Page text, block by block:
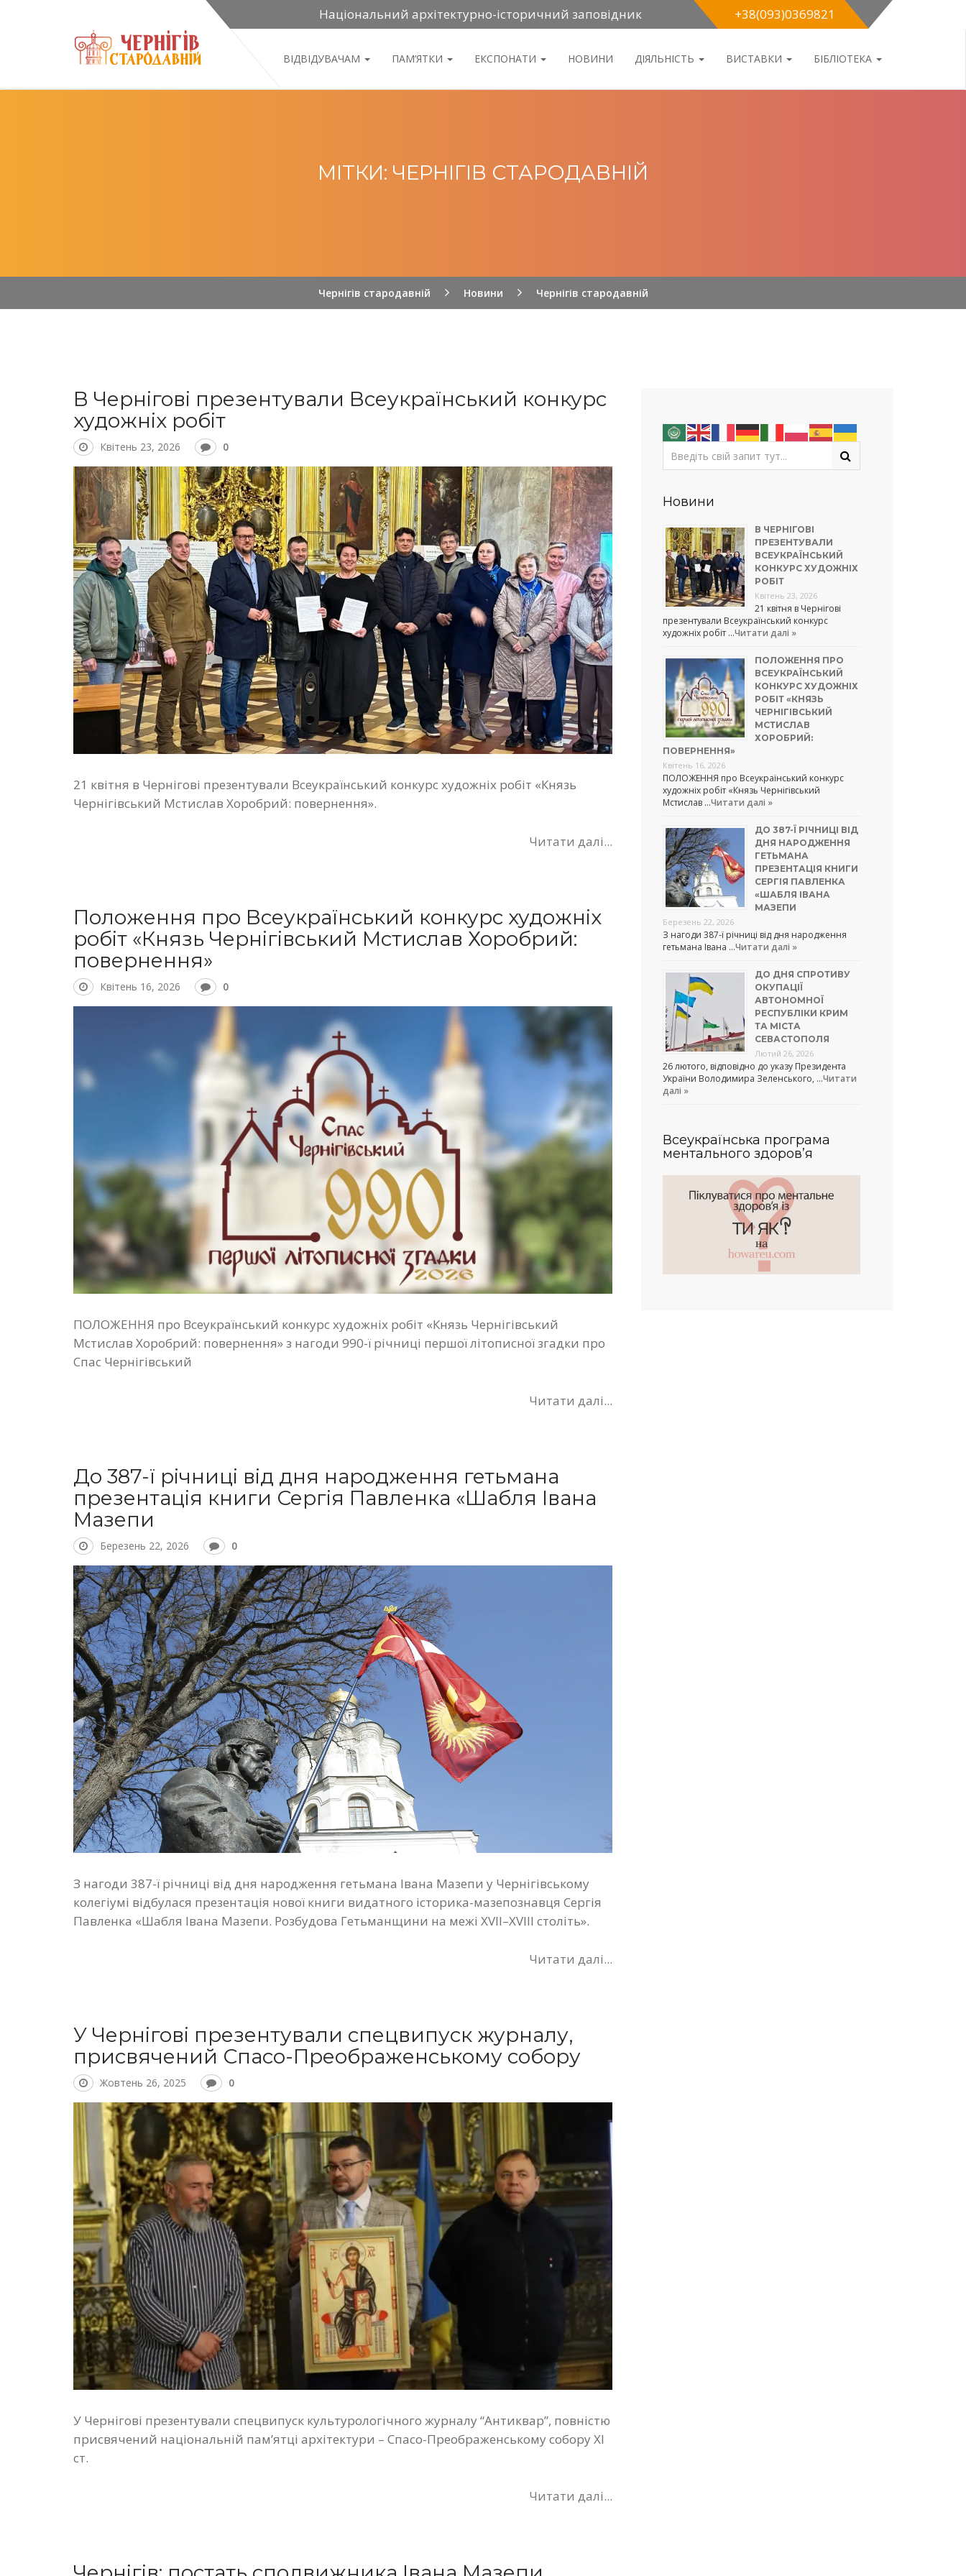
Національний архітектурно-історичний заповідник +38(093)0369821
ВІДВІДУВАЧАМ ПАМ’ЯТКИ ЕКСПОНАТИ НОВИНИ ДІЯЛЬНІСТЬ ВИСТАВКИ БІБЛІОТЕКА
МІТКИ: ЧЕРНІГІВ СТАРОДАВНІЙ
Чернігів стародавній Новини Чернігів стародавній
В Чернігові презентували Всеукраїнський конкурс
художніх робіт
Квітень 23, 2026 0
21 квітня в Чернігові презентували Всеукраїнський конкурс художніх робіт «Князь
Чернігівський Мстислав Хоробрий: повернення».
Читати далі...
Положення про Всеукраїнський конкурс художніх
робіт «Князь Чернігівський Мстислав Хоробрий:
повернення»
Квітень 16, 2026 0
ПОЛОЖЕННЯ про Всеукраїнський конкурс художніх робіт «Князь Чернігівський
Мстислав Хоробрий: повернення» з нагоди 990-ї річниці першої літописної згадки про
Спас Чернігівський
Читати далі...
До 387-ї річниці від дня народження гетьмана
презентація книги Сергія Павленка «Шабля Івана
Мазепи
Березень 22, 2026 0
З нагоди 387-ї річниці від дня народження гетьмана Івана Мазепи у Чернігівському
колегіумі відбулася презентація нової книги видатного історика-мазепознавця Сергія
Павленка «Шабля Івана Мазепи. Розбудова Гетьманщини на межі XVII–XVIII століть».
Читати далі...
У Чернігові презентували спецвипуск журналу,
присвячений Спасо-Преображенському собору
Жовтень 26, 2025 0
У Чернігові презентували спецвипуск культурологічного журналу “Антиквар”, повністю
присвячений національній пам’ятці архітектури – Спасо-Преображенському собору XI
ст.
Читати далі...
Новини
В ЧЕРНІГОВІ
ПРЕЗЕНТУВАЛИ
ВСЕУКРАЇНСЬКИЙ
КОНКУРС ХУДОЖНІХ
РОБІТ
Квітень 23, 2026
21 квітня в Чернігові
презентували Всеукраїнський конкурс
художніх робіт …Читати далі »
ПОЛОЖЕННЯ ПРО
ВСЕУКРАЇНСЬКИЙ
КОНКУРС ХУДОЖНІХ
РОБІТ «КНЯЗЬ
ЧЕРНІГІВСЬКИЙ
МСТИСЛАВ
ХОРОБРИЙ:
ПОВЕРНЕННЯ»
Квітень 16, 2026
ПОЛОЖЕННЯ про Всеукраїнський конкурс
художніх робіт «Князь Чернігівський
Мстислав …Читати далі »
ДО 387-Ї РІЧНИЦІ ВІД
ДНЯ НАРОДЖЕННЯ
ГЕТЬМАНА
ПРЕЗЕНТАЦІЯ КНИГИ
СЕРГІЯ ПАВЛЕНКА
«ШАБЛЯ ІВАНА
МАЗЕПИ
Березень 22, 2026
З нагоди 387-ї річниці від дня народження
гетьмана Івана …Читати далі »
ДО ДНЯ СПРОТИВУ
ОКУПАЦІЇ
АВТОНОМНОЇ
РЕСПУБЛІКИ КРИМ
ТА МІСТА
СЕВАСТОПОЛЯ
Лютий 26, 2026
26 лютого, відповідно до указу Президента
України Володимира Зеленського, …Читати
далі »
Всеукраїнська програма
ментального здоров’я